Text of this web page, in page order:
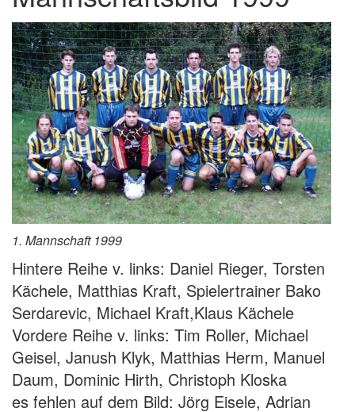
1. Mannschaft 1999
Hintere Reihe v. links: Daniel Rieger, Torsten
Kächele, Matthias Kraft, Spielertrainer Bako
Serdarevic, Michael Kraft,Klaus Kächele
Vordere Reihe v. links: Tim Roller, Michael
Geisel, Janush Klyk, Matthias Herm, Manuel
Daum, Dominic Hirth, Christoph Kloska
es fehlen auf dem Bild: Jörg Eisele, Adrian